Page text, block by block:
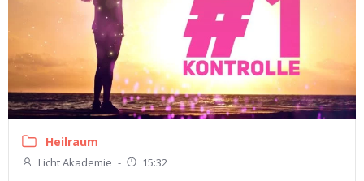
Heilraum
Licht Akademie - 15:32